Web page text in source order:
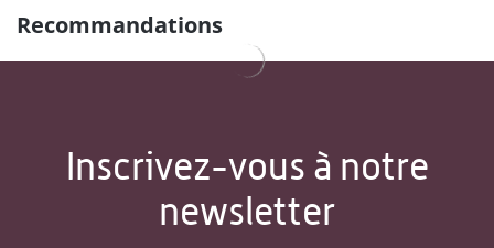
Recommandations
Inscrivez-vous à notre
newsletter